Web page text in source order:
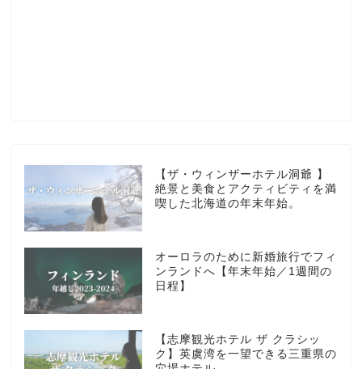
【ザ・ウィンザーホテル洞爺 】
絶景と美食とアクティビティを満
喫した北海道の年末年始。
オーロラのために新婚旅行でフィ
ンランドへ【年末年始／1週間の
日程】
【志摩観光ホテル ザ クラシッ
ク】英虞湾を一望できる三重県の
HOTEL
MarriottBonvoy
TRAVEL
Contact